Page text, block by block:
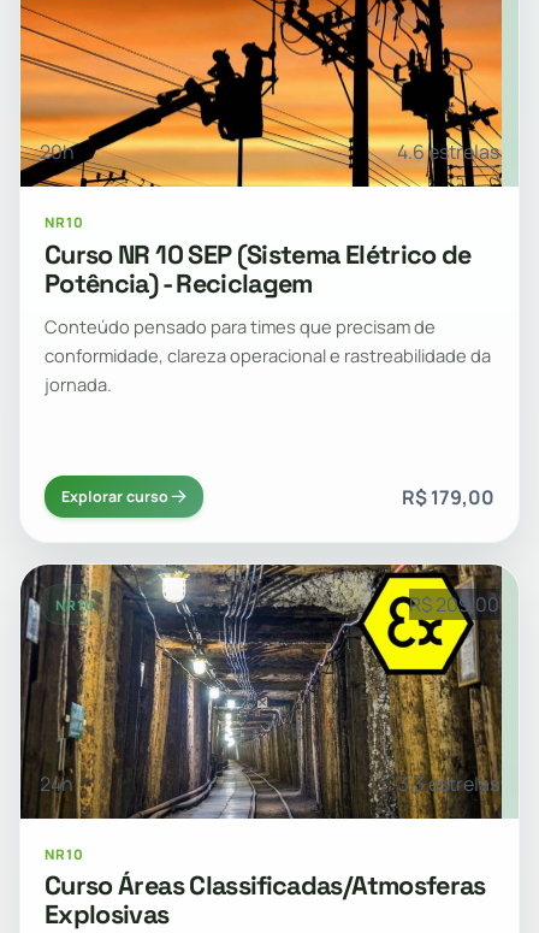
20h 4.6 estrelas
NR10
Curso NR 10 SEP (Sistema Elétrico de
Potência) - Reciclagem
Conteúdo pensado para times que precisam de
conformidade, clareza operacional e rastreabilidade da
jornada.
Explorar curso R$ 179,00
NR10 R$ 209,00
24h 3.3 estrelas
NR10
Curso Áreas Classificadas/Atmosferas
Explosivas